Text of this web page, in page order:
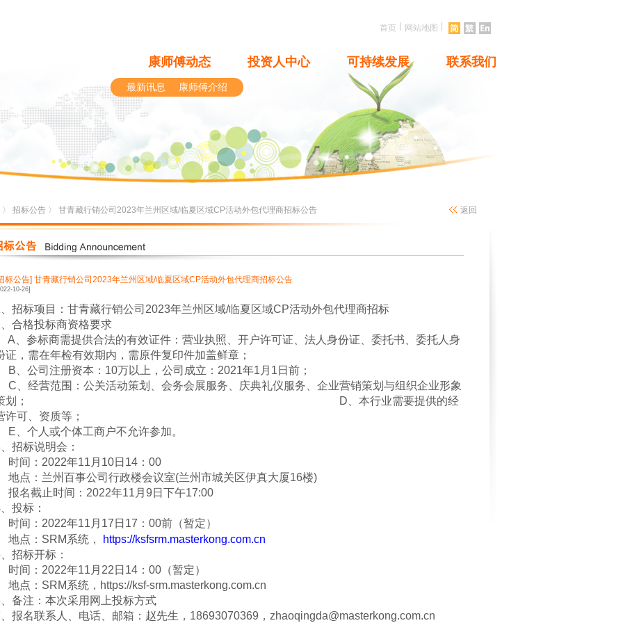
首页 网站地图
康师傅动态 投资人中心 可持续发展 联系我们
最新讯息 康师傅介绍
〉 招标公告 〉 甘青藏行销公司2023年兰州区域/临夏区域CP活动外包代理商招标公告 返回
标公告] 甘青藏行销公司2023年兰州区域/临夏区域CP活动外包代理商招标公告
10-26]
、招标项目： 甘青藏行销公司2023年兰州区域/临夏区域CP活动外包代理商招标
、合格投标商资格要求
、参标商需提供合法的有效证件：营业执照、开户许可证、法人身份证、委托书、委托人身
证，需在年检有效期内，需原件复印件加盖鲜章；
、公司注册资本：10万以上，公司成立： 2021年1月1日前；
、经营范围： 公关活动策划、会务会展服务、庆典礼仪服务、企业营销策划与组织企业形象
划；
D、本行业需要提供的经
许可、资质等；
、个人或个体工商户不允许参加。
、招标说明会：
时间： 2022年11 月10日 14 ： 00
地点： 兰州百事公司行政楼会议室(兰州市城关区伊真大厦16楼)
名截止时间：2022年11月9日下午17:00
、投标：
时间： 2022年11月17日 17 ： 00前（暂定）
地点： SRM系统，
https://ksfsrm.masterkong.com.cn
、招标开标：
时间： 2022年11月22日 14 ： 00 （暂定）
地点： SRM系统， https://ksf-srm.masterkong.com.cn
、备注：本次采用网上投标方式
、报名联系人、电话、邮箱：赵先生， 18693070369 ， zhaoqingda@masterkong.com.cn